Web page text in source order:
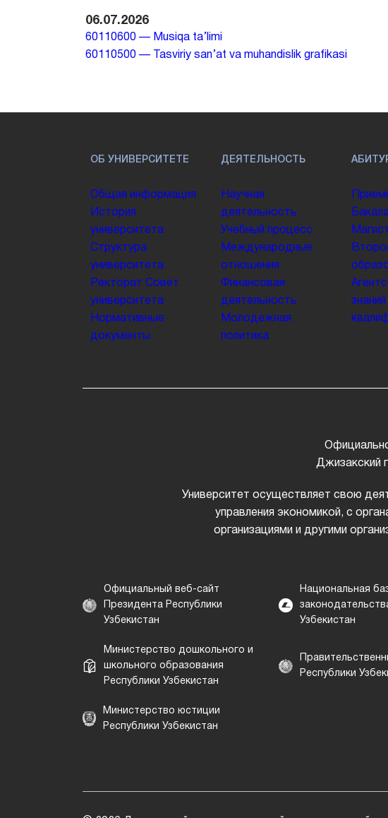
06.07.2026
60110600 — Musiqa ta’limi
60110500 — Tasviriy san’at va muhandislik grafikasi
ОБ УНИВЕРСИТЕТЕ
Общая информация
История
университета
Структура
университета
Ректорат Совет
университета
Нормативные
документы
ДЕЯТЕЛЬНОСТЬ
Научная
деятельность
Учебный процесс
Международные
отношения
Финансовая
деятельность
Молодежная
политика
знаний
Джизакский
Университет осуществляет свою
управления экономикой, с
организациями и другими
Официальный веб-сайт
Президента Республики
Узбекистан
Национальная
Узбекистан
Министерство дошкольного и
школьного образования
Республики Узбекистан
Республики
Министерство юстиции
Республики Узбекистан